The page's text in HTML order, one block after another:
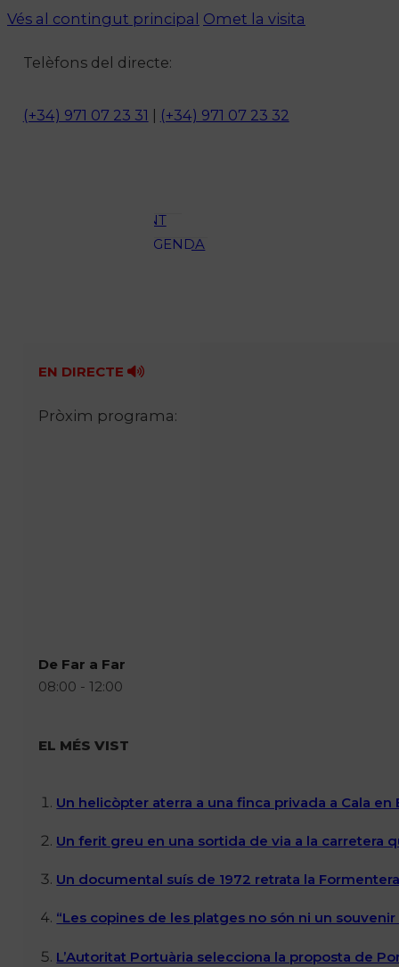
Vés al contingut principal Omet la visita
Telèfons del directe:
(+34) 971 07 23 31 (+34) 971 07 23 32
OCI
AMBIENT
AGENDA
Fes-te'n soci!
EN DIRECTE
Pròxim programa:
De Far a Far
08:00 - 12:00
EL MÉS VIST
Un helicòpter aterra a una finca privada a Cala
Un ferit greu en una sortida de via a la carretera
Un documental suís de 1972 retrata la
“Les copines de les platges no són ni un
L’Autoritat Portuària selecciona la proposta de